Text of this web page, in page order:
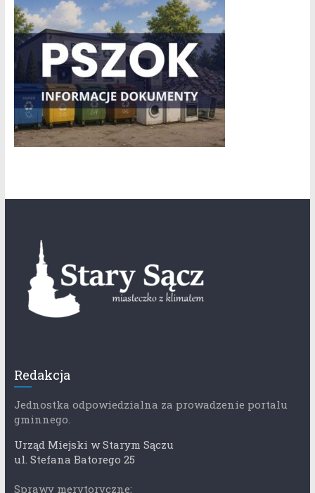
Redakcja
Jednostka odpowiedzialna za prowadzenie portalu
gminnego.
Urząd Miejski w Starym Sączu
ul. Stefana Batorego 25
Sprawy merytoryczne: